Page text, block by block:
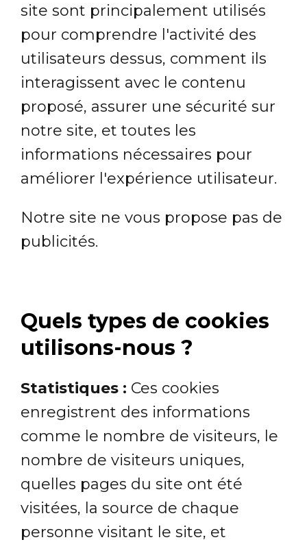
site sont principalement utilisés
pour comprendre l'activité des
utilisateurs dessus, comment ils
interagissent avec le contenu
proposé, assurer une sécurité sur
notre site, et toutes les
informations nécessaires pour
améliorer l'expérience utilisateur.
Notre site ne vous propose pas de
publicités.
Quels types de cookies
utilisons-nous ?
Statistiques : Ces cookies
enregistrent des informations
comme le nombre de visiteurs, le
nombre de visiteurs uniques,
quelles pages du site ont été
visitées, la source de chaque
personne visitant le site, et